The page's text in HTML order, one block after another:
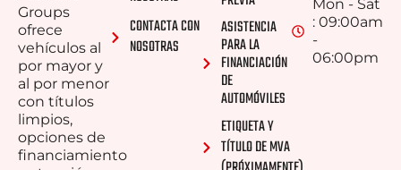
Groups
ofrece
vehículos al
por mayor y
al por menor
con títulos
limpios,
opciones de
financiamiento
CONTACTA CON
NOSOTRAS
ASISTENCIA
PARA LA
FINANCIACIÓN
DE
AUTOMÓVILES
ETIQUETA Y
TÍTULO DE MVA
Mon - Sat
: 09:00am
-
06:00pm